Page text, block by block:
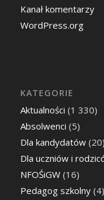
Kanał komentarzy
WordPress.org
KATEGORIE
Aktualności (1 330)
Absolwenci (5)
Dla kandydatów(20)
Dla uczniów i
NFOŚiGW(16)
Pedagog szkolny(4)